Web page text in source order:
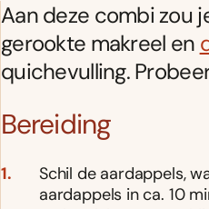
Aan deze combi zou
gerookte makreel en
quichevulling.
Bereiding
Schil de aardappels,
aardappels in ca. 10